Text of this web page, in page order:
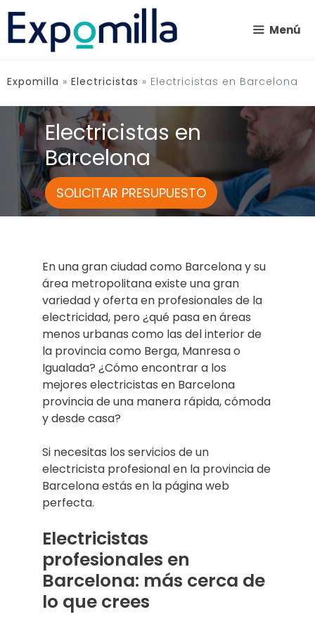
Saltar
contenido
Menú
Expomilla » Electricistas » Electricistas en Barcelona
Electricistas en
Barcelona
SOLICITAR PRESUPUESTO
En una gran ciudad como Barcelona y su
área metropolitana existe una gran
variedad y oferta en profesionales de la
electricidad, pero ¿qué pasa en áreas
menos urbanas como las del interior de
la provincia como Berga, Manresa o
Igualada? ¿Cómo encontrar a los
mejores electricistas en Barcelona
provincia de una manera rápida, cómoda
y desde casa?
Si necesitas los servicios de un
electricista profesional en la provincia de
Barcelona estás en la página web
perfecta.
Electricistas
profesionales en
Barcelona: más cerca de
lo que crees